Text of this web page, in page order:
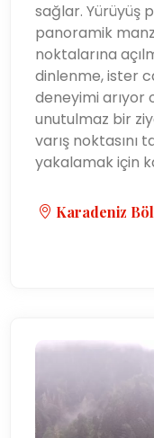
sağlar. Yürüyüş
panoramik
noktalarına
dinlenme, ister
deneyimi arıyor
unutulmaz bir
varış noktasını
yakalamak için
Karadeniz